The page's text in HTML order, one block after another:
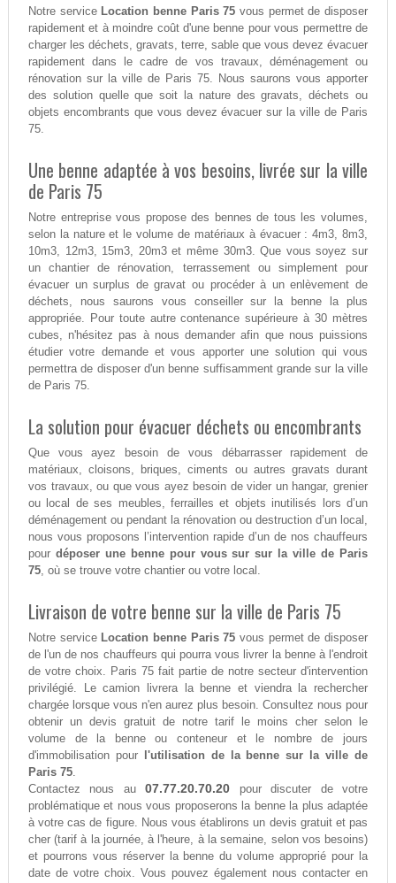
Notre service Location benne Paris 75 vous permet de disposer
rapidement et à moindre coût d'une benne pour vous permettre de
charger les déchets, gravats, terre, sable que vous devez évacuer
rapidement dans le cadre de vos travaux, déménagement ou
rénovation sur la ville de Paris 75. Nous saurons vous apporter
des solution quelle que soit la nature des gravats, déchets ou
objets encombrants que vous devez évacuer sur la ville de Paris
75.
Une benne adaptée à vos besoins, livrée sur la ville
de Paris 75
Notre entreprise vous propose des bennes de tous les volumes,
selon la nature et le volume de matériaux à évacuer : 4m3, 8m3,
10m3, 12m3, 15m3, 20m3 et même 30m3. Que vous soyez sur
un chantier de rénovation, terrassement ou simplement pour
évacuer un surplus de gravat ou procéder à un enlèvement de
déchets, nous saurons vous conseiller sur la benne la plus
appropriée. Pour toute autre contenance supérieure à 30 mètres
cubes, n'hésitez pas à nous demander afin que nous puissions
étudier votre demande et vous apporter une solution qui vous
permettra de disposer d'un benne suffisamment grande sur la ville
de Paris 75.
La solution pour évacuer déchets ou encombrants
Que vous ayez besoin de vous débarrasser rapidement de
matériaux, cloisons, briques, ciments ou autres gravats durant
vos travaux, ou que vous ayez besoin de vider un hangar, grenier
ou local de ses meubles, ferrailles et objets inutilisés lors d’un
déménagement ou pendant la rénovation ou destruction d’un local,
nous vous proposons l’intervention rapide d’un de nos chauffeurs
pour déposer une benne pour vous sur sur la ville de Paris
75, où se trouve votre chantier ou votre local.
Livraison de votre benne sur la ville de Paris 75
Notre service Location benne Paris 75 vous permet de disposer
de l'un de nos chauffeurs qui pourra vous livrer la benne à l'endroit
de votre choix. Paris 75 fait partie de notre secteur d'intervention
privilégié. Le camion livrera la benne et viendra la rechercher
chargée lorsque vous n'en aurez plus besoin. Consultez nous pour
obtenir un devis gratuit de notre tarif le moins cher selon le
volume de la benne ou conteneur et le nombre de jours
d'immobilisation pour
l'utilisation de la benne sur la ville de
Paris 75.
Contactez nous au07.77.20.70.20 pour discuter de votre
problématique et nous vous proposerons la benne la plus adaptée
à votre cas de figure. Nous vous établirons un devis gratuit et pas
cher (tarif à la journée, à l'heure, à la semaine, selon vos besoins)
et pourrons vous réserver la benne du volume approprié pour la
date de votre choix. Vous pouvez également nous contacter en